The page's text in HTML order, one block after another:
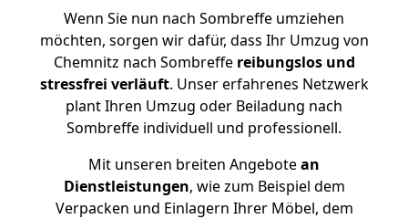
Wenn Sie nun nach Sombreffe umziehen
möchten, sorgen wir dafür, dass Ihr Umzug von
Chemnitz nach Sombreffe reibungslos und
stressfrei verläuft. Unser erfahrenes Netzwerk
plant Ihren Umzug oder Beiladung nach
Sombreffe individuell und professionell.
Mit unseren breiten Angebotean
Dienstleistungen, wie zum Beispiel dem
Verpacken und Einlagern Ihrer Möbel, dem